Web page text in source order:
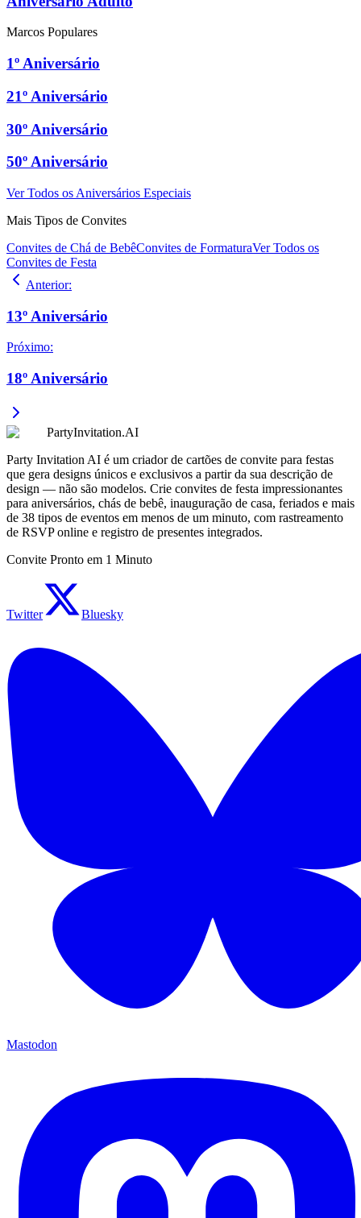
Marcos Populares
1º Aniversário
21º Aniversário
30º Aniversário
50º Aniversário
Ver Todos os Aniversários Especiais
Mais Tipos de Convites
Convites de Chá de BebêConvites de FormaturaVer Todos os
Convites de Festa
Anterior:
13º Aniversário
Próximo:
18º Aniversário
PartyInvitation.AI
Party Invitation AI é um criador de cartões de convite para festas
que gera designs únicos e exclusivos a partir da sua descrição de
design — não são modelos. Crie convites de festa impressionantes
para aniversários, chás de bebê, inauguração de casa, feriados e mais
de 38 tipos de eventos em menos de um minuto, com rastreamento
de RSVP online e registro de presentes integrados.
Convite Pronto em 1 Minuto
Twitter Bluesky
Mastodon